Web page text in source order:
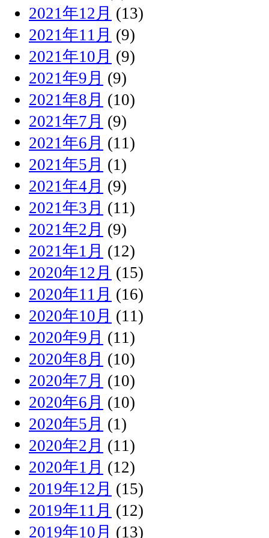
2021年12月 (13)
2021年11月 (9)
2021年10月 (9)
2021年9月 (9)
2021年8月 (10)
2021年7月 (9)
2021年6月 (11)
2021年5月 (1)
2021年4月 (9)
2021年3月 (11)
2021年2月 (9)
2021年1月 (12)
2020年12月 (15)
2020年11月 (16)
2020年10月 (11)
2020年9月 (11)
2020年8月 (10)
2020年7月 (10)
2020年6月 (10)
2020年5月 (1)
2020年2月 (11)
2020年1月 (12)
2019年12月 (15)
2019年11月 (12)
2019年10月 (13)